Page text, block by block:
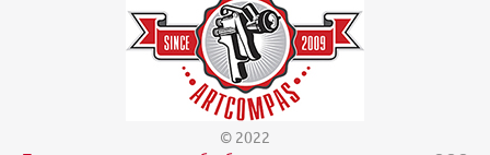
Санкт-Петербург, д.Кудрово, Новый Оккервиль, ул.
Ленинградская, 9/8
Пн-Пт 10:00-20:00, Сб-Вс 10:00-16:00
Санкт-Петербург, дор Брантовская 3
Пн,Вт,Ср,Чт,Пт,Сб,Вс (00:01 - 23:59)
Санкт-Петербург, дор Кушелевская 1
Пн,Вт,Ср,Чт,Пт,Сб,Вс (00:01 - 23:59)
© 2022